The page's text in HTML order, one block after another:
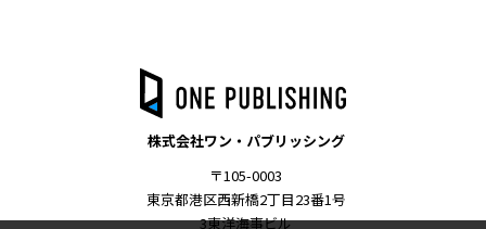
株式会社ワン・パブリッシング
〒105-0003
東京都港区西新橋2丁目23番1号
3東洋海事ビル